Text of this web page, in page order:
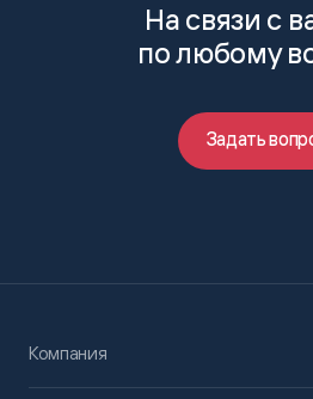
На связи с
по любому
Задать
Компания